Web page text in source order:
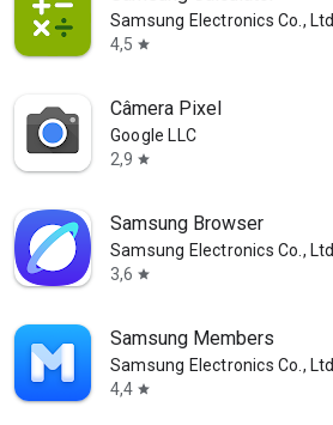
Samsung Electronics Co., Ltd.
4,5 star
Câmera Pixel
Google LLC
2,9 star
Samsung Browser
Samsung Electronics Co., Ltd.
3,6 star
Samsung Members
Samsung Electronics Co., Ltd.
4,4 star